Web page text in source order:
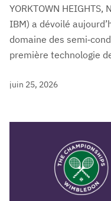
YORKTOWN
IBM) a dévoilé
domaine des
première technologie
juin 25, 2026